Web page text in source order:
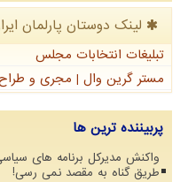
لینک دوستان پارلمان
تبلیغات انتخابات مجلس
مستر گرین وال | مجری و طراح
پربیننده ترین ها
واکنش مدیرکل برنامه های
طریق گناه به مقصد نمی رسی!